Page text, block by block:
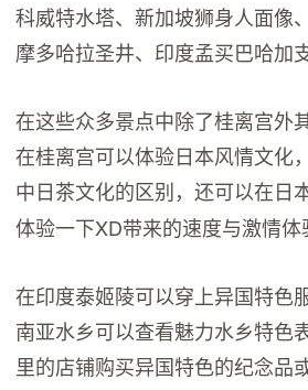
科威特水塔、新加坡狮身人面像
摩多哈拉圣井、印度孟买巴哈加
在这些众多景点中除了桂离宫外
在桂离宫可以体验日本风情文化
中日茶文化的区别，还可以在日
体验一下XD带来的速度与激情体
在印度泰姬陵可以穿上异国特色
南亚水乡可以查看魅力水乡特色
里的店铺购买异国特色的纪念品